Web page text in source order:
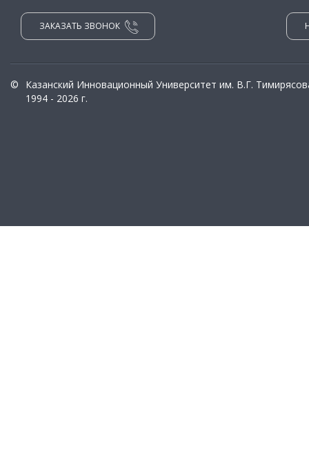
ЗАКАЗАТЬ ЗВОНОК
©
Казанский Инновационный Университет им. В.Г.
1994 - 2026 г.